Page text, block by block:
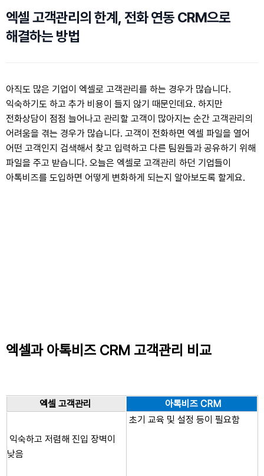
엑셀 고객관리의 한계, 전화 연동 CRM으로
해결하는 방법
아직도 많은 기업이 엑셀로 고객관리를 하는 경우가 많습니다.
익숙하기도 하고 추가 비용이 들지 않기 때문인데요. 하지만
전화상담이 점점 늘어나고 관리할 고객이 많아지는 순간 고객관리의
어려움을 겪는 경우가 많습니다. 고객이 전화하면 엑셀 파일을 열어
어떤 고객인지 검색해서 찾고 입력하고 다른 팀원들과 공유하기 위해
파일을 주고 받습니다. 오늘은 엑셀로 고객관리 하던 기업들이
아톡비즈를 도입하면 어떻게 변화하게 되는지 알아보도록 할게요.
엑셀과 아톡비즈 CRM 고객관리 비교
엑셀 고객관리 아톡비즈 CRM
익숙하고 저렴해 진입 장벽이
낮음
초기 교육 및 설정 등이 필요함